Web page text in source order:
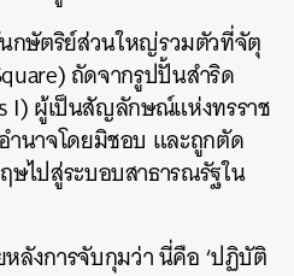
กษัตริย์ส่วนใหญ่รวมตัวที่จัตุ
ถัดจากรูปปั้นสำริด
I) ผู้เป็นสัญลักษณ์แห่งทรราช
ำนาจโดยมิชอบ และถูกตัด
ษไปสู่ระบอบสาธารณรัฐใน
ลังการจับกุมว่า นี่คือ ‘ปฏิบัติ